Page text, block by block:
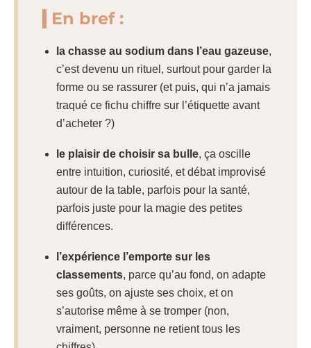
En bref :
la chasse au sodium dans l’eau gazeuse,
c’est devenu un rituel, surtout pour garder la
forme ou se rassurer (et puis, qui n’a jamais
traqué ce fichu chiffre sur l’étiquette avant
d’acheter ?)
le plaisir de choisir sa bulle, ça oscille
entre intuition, curiosité, et débat improvisé
autour de la table, parfois pour la santé,
parfois juste pour la magie des petites
différences.
l’expérience l’emporte sur les
classements, parce qu’au fond, on adapte
ses goûts, on ajuste ses choix, et on
s’autorise même à se tromper (non,
vraiment, personne ne retient tous les